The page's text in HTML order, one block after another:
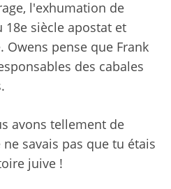
l'exhumation de
18e siècle apostat et
Owens pense que Frank
des cabales
avons tellement de
savais pas que tu étais
juive !